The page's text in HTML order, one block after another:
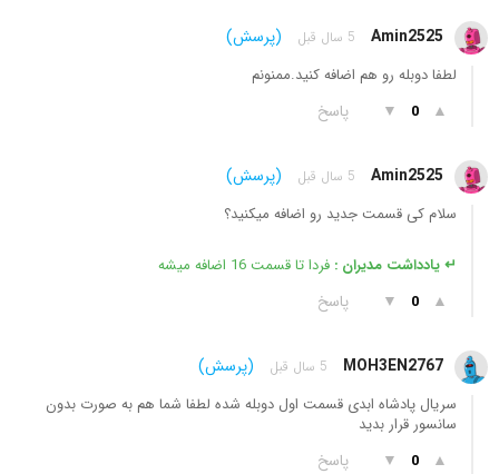
Amin2525 5 سال قبل (پرسش)
لطفا دوبله رو هم اضافه کنید.ممنونم
▲
0
▼ پاسخ
Amin2525 5 سال قبل (پرسش)
سلام کی قسمت جدید رو اضافه میکنید؟
↵ یادداشت مدیران : فردا تا قسمت 16 اضافه میشه
▲
0
▼ پاسخ
MOH3EN2767 5 سال قبل (پرسش)
سریال پادشاه ابدی قسمت اول دوبله شده لطفا شما هم به صورت بدون
سانسور قرار بدید
▲
0
▼ پاسخ